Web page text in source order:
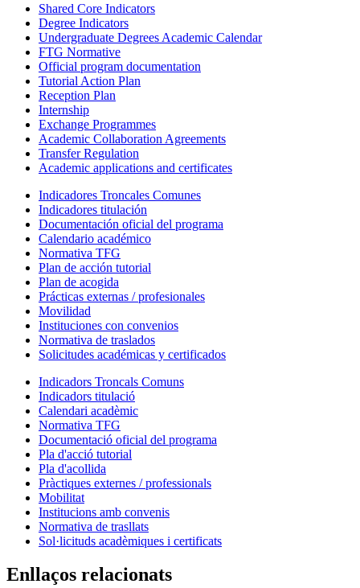
Shared Core Indicators
Degree Indicators
Undergraduate Degrees Academic Calendar
FTG Normative
Official program documentation
Tutorial Action Plan
Reception Plan
Internship
Exchange Programmes
Academic Collaboration Agreements
Transfer Regulation
Academic applications and certificates
Indicadores Troncales Comunes
Indicadores titulación
Documentación oficial del programa
Calendario académico
Normativa TFG
Plan de acción tutorial
Plan de acogida
Prácticas externas / profesionales
Movilidad
Instituciones con convenios
Normativa de traslados
Solicitudes académicas y certificados
Indicadors Troncals Comuns
Indicadors titulació
Calendari acadèmic
Normativa TFG
Documentació oficial del programa
Pla d'acció tutorial
Pla d'acollida
Pràctiques externes / professionals
Mobilitat
Institucions amb convenis
Normativa de trasllats
Sol·licituds acadèmiques i certificats
Enllaços relacionats